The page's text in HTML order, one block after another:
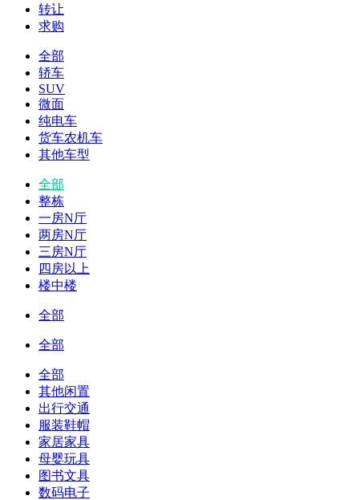
转让
求购
全部
轿车
SUV
微面
纯电车
货车农机车
其他车型
全部
整栋
一房N厅
两房N厅
三房N厅
四房以上
楼中楼
全部
全部
全部
其他闲置
出行交通
服装鞋帽
家居家具
母婴玩具
图书文具
数码电子